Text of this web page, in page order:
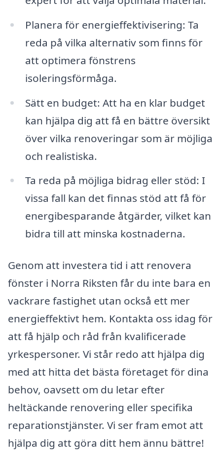
Planera för energieffektivisering: Ta
reda på vilka alternativ som finns för
att optimera fönstrens
isoleringsförmåga.
Sätt en budget: Att ha en klar budget
kan hjälpa dig att få en bättre översikt
över vilka renoveringar som är möjliga
och realistiska.
Ta reda på möjliga bidrag eller stöd: I
vissa fall kan det finnas stöd att få för
energibesparande åtgärder, vilket kan
bidra till att minska kostnaderna.
Genom att investera tid i att renovera
fönster i Norra Riksten får du inte bara en
vackrare fastighet utan också ett mer
energieffektivt hem. Kontakta oss idag för
att få hjälp och råd från kvalificerade
yrkespersoner. Vi står redo att hjälpa dig
med att hitta det bästa företaget för dina
behov, oavsett om du letar efter
heltäckande renovering eller specifika
reparationstjänster. Vi ser fram emot att
hjälpa dig att göra ditt hem ännu bättre!